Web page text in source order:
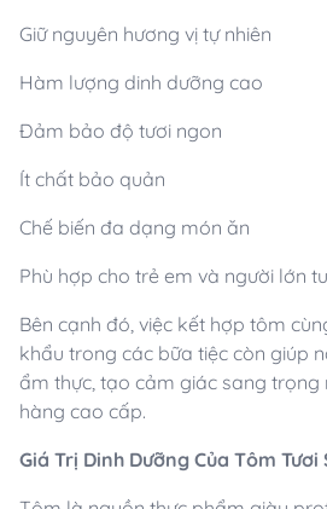
Giữ nguyên hương vị tự nhiên
Hàm lượng dinh dưỡng cao
Đảm bảo độ tươi ngon
Ít chất bảo quản
Chế biến đa dạng món ăn
Phù hợp cho trẻ em và người lớn
Bên cạnh đó, việc kết hợp tôm
khẩu trong các bữa tiệc còn giúp
ẩm thực, tạo cảm giác sang trọng
hàng cao cấp.
Giá Trị Dinh Dưỡng Của Tôm Tươi